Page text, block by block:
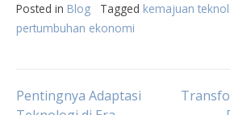
Posted in Blog Tagged kemajuan
pertumbuhan ekonomi
Post
Pentingnya Adaptasi